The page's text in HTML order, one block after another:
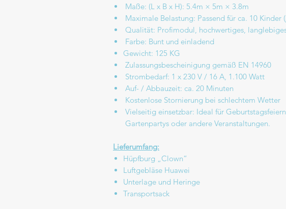
Maße: (L x B x H): 5.4m × 5m × 3.8m
Maximale Belastung: Passend für ca. 10 Kinder
Qualität: Profimodul, hochwertiges,
Farbe: Bunt und einladend
Gewicht: 125 KG
Zulassungsbescheinigung gemäß EN 14960
Strombedarf: 1 x 230 V / 16 A, 1.100 Watt
Auf- / Abbauzeit: ca. 20 Minuten
Kostenlose Stornierung bei schlechtem Wetter
Vielseitig einsetzbar: Ideal für
Gartenpartys oder andere Veranstaltungen.
Lieferumfang:
Hüpfburg „Clown“
Luftgebläse Huawei
Unterlage und Heringe
Transportsack